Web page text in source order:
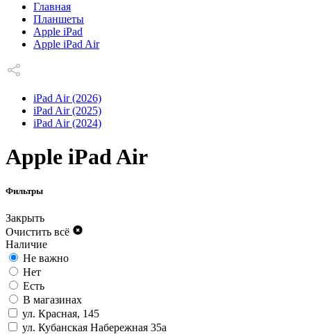
Главная
Планшеты
Apple iPad
Apple iPad Air
iPad Air (2026)
iPad Air (2025)
iPad Air (2024)
Apple iPad Air
Фильтры
Закрыть
Очистить всё
Наличие
Не важно
Нет
Есть
В магазинах
ул. Красная, 145
ул. Кубанская Набережная 35а